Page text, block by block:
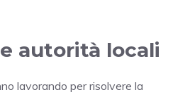
autorità locali
lavorando per risolvere la